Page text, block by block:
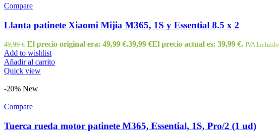
Compare
Llanta patinete Xiaomi Mijia M365, 1S y Essential 8.5 x 2
49,99€ El precio original era: 49,99 €.39,99 €El precio actual es: 39,99 €. IVA Incluido
Add to wishlist
Añadir al carrito
Quick view
-20% New
Compare
Tuerca rueda motor patinete M365, Essential, 1S, Pro/2 (1 ud)